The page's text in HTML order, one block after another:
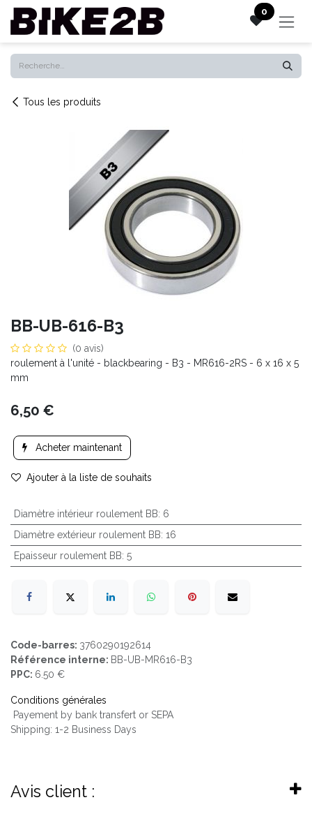
Se rendre au contenu 0
Tous les produits
BB-UB-616-B3
(0 avis)
roulement à l'unité - blackbearing - B3 - MR616-2RS - 6 x 16 x 5
mm
6,50 €
Acheter maintenant
Ajouter à la liste de souhaits
Diamètre intérieur roulement BB: 6
Diamètre extérieur roulement BB: 16
Epaisseur roulement BB: 5
Code-barres: 3760290192614
Référence interne: BB-UB-MR616-B3
PPC: 6.50 €
Conditions générales
Payement by bank transfert or SEPA
Shipping: 1-2 Business Days
Avis client :